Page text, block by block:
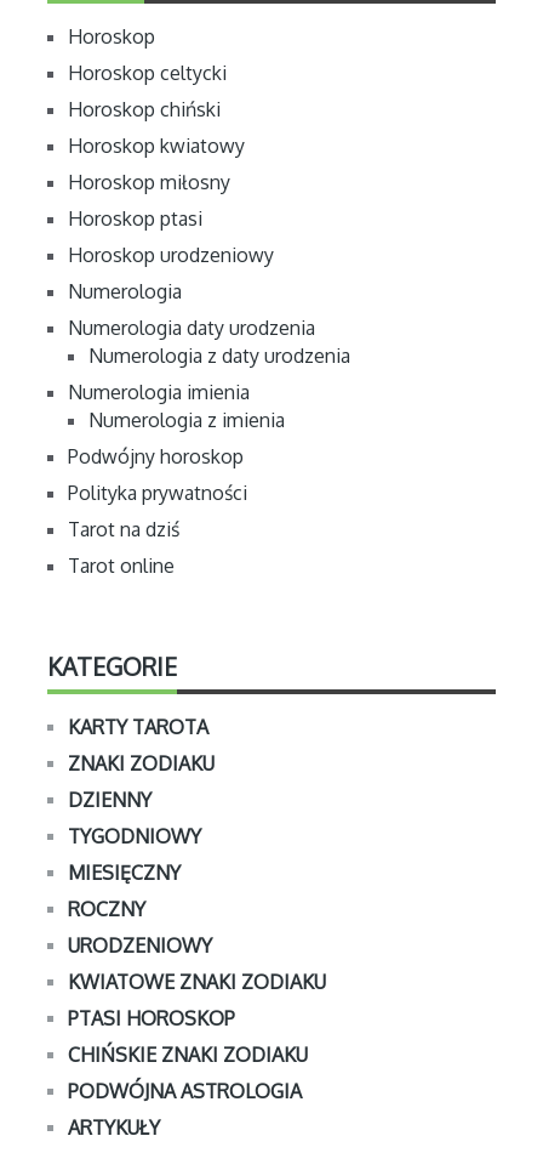
Horoskop
Horoskop celtycki
Horoskop chiński
Horoskop kwiatowy
Horoskop miłosny
Horoskop ptasi
Horoskop urodzeniowy
Numerologia
Numerologia daty urodzenia
Numerologia z daty urodzenia
Numerologia imienia
Numerologia z imienia
Podwójny horoskop
Polityka prywatności
Tarot na dziś
Tarot online
KATEGORIE
KARTY TAROTA
ZNAKI ZODIAKU
DZIENNY
TYGODNIOWY
MIESIĘCZNY
ROCZNY
URODZENIOWY
KWIATOWE ZNAKI ZODIAKU
PTASI HOROSKOP
CHIŃSKIE ZNAKI ZODIAKU
PODWÓJNA ASTROLOGIA
ARTYKUŁY